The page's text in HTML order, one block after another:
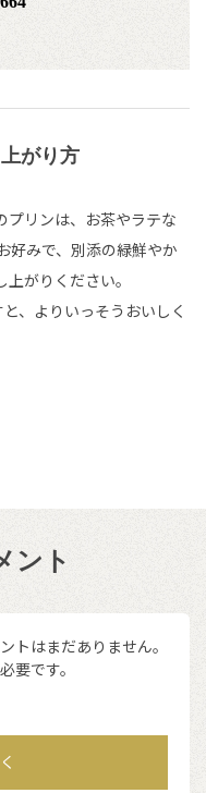
がり方
プリンは、お茶やラテな
好みで、別添の緑鮮やか
がりください。
、よりいっそうおいしく
ント
トはまだありません。
要です。